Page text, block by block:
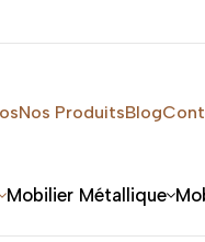
Nos ProduitsBlog
Mobilier Métallique